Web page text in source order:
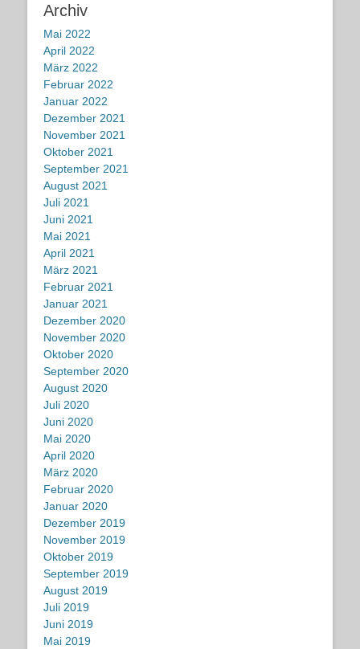
Archiv
Mai 2022
April 2022
März 2022
Februar 2022
Januar 2022
Dezember 2021
November 2021
Oktober 2021
September 2021
August 2021
Juli 2021
Juni 2021
Mai 2021
April 2021
März 2021
Februar 2021
Januar 2021
Dezember 2020
November 2020
Oktober 2020
September 2020
August 2020
Juli 2020
Juni 2020
Mai 2020
April 2020
März 2020
Februar 2020
Januar 2020
Dezember 2019
November 2019
Oktober 2019
September 2019
August 2019
Juli 2019
Juni 2019
Mai 2019